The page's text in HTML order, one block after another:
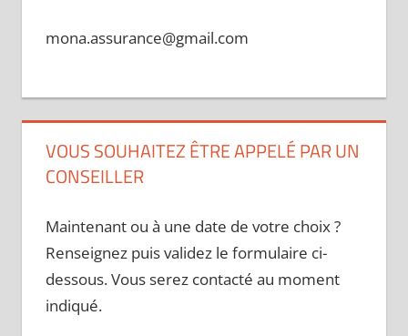
mona.assurance@gmail.com
VOUS SOUHAITEZ ÊTRE APPELÉ PAR UN
CONSEILLER
Maintenant ou à une date de votre choix ?
Renseignez puis validez le formulaire ci-
dessous. Vous serez contacté au moment
indiqué.